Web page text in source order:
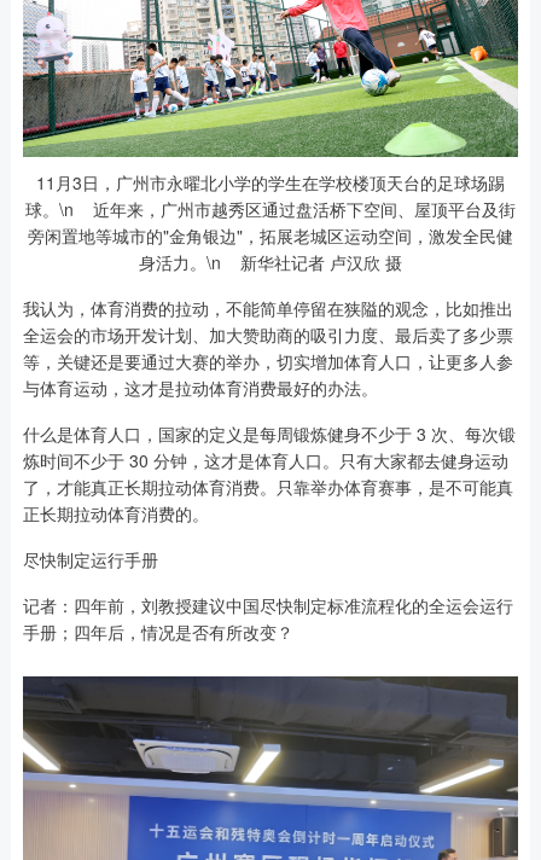
11月3日，广州市永曜北小学的学生在学校楼顶天台的足球场踢
球。\n 近年来，广州市越秀区通过盘活桥下空间、屋顶平台及街
旁闲置地等城市的"金角银边"，拓展老城区运动空间，激发全民健
身活力。\n 新华社记者 卢汉欣 摄
我认为，体育消费的拉动，不能简单停留在狭隘的观念，比如推出
全运会的市场开发计划、加大赞助商的吸引力度、最后卖了多少票
等，关键还是要通过大赛的举办，切实增加体育人口，让更多人参
与体育运动，这才是拉动体育消费最好的办法。
什么是体育人口，国家的定义是每周锻炼健身不少于 3 次、每次锻
炼时间不少于 30 分钟，这才是体育人口。只有大家都去健身运动
了，才能真正长期拉动体育消费。只靠举办体育赛事，是不可能真
正长期拉动体育消费的。
尽快制定运行手册
记者：四年前，刘教授建议中国尽快制定标准流程化的全运会运行
手册；四年后，情况是否有所改变？